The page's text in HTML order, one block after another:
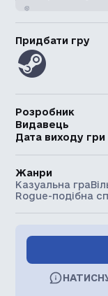
Придбати гру
Розробник
Видавець
Дата виходу гри
Жанри
Казуальна гра
Rogue-подібна